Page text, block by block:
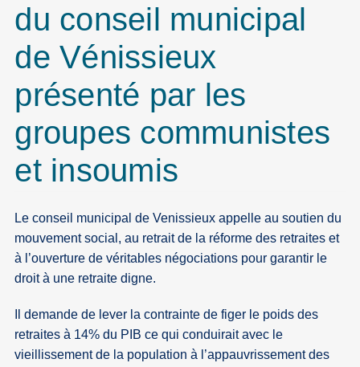
du conseil municipal
de Vénissieux
présenté par les
groupes communistes
et insoumis
Le conseil municipal de Venissieux appelle au soutien du
mouvement social, au retrait de la réforme des retraites et
à l’ouverture de véritables négociations pour garantir le
droit à une retraite digne.
Il demande de lever la contrainte de figer le poids des
retraites à 14% du PIB ce qui conduirait avec le
vieillissement de la population à l’appauvrissement des